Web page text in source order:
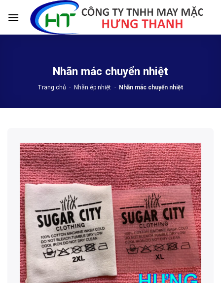
Nhãn mác chuyển nhiệt
Trang chủ - Nhãn ép nhiệt - Nhãn mác chuyển nhiệt